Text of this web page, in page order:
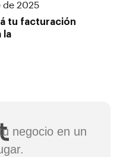
de 2025
tu facturación
la
negocio en un